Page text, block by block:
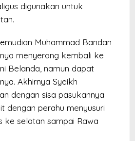
digunakan untuk
Muhammad Bandan
menyerang kembali ke
Belanda, namun dapat
Akhirnya Syeikh
dengan sisa pasukannya
dengan perahu menyusuri
ke selatan sampai Rawa